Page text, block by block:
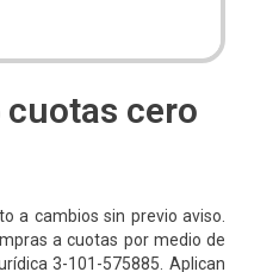
cuotas cero
a cambios sin previo aviso.
a cuotas por medio de
3-101-575885. Aplican